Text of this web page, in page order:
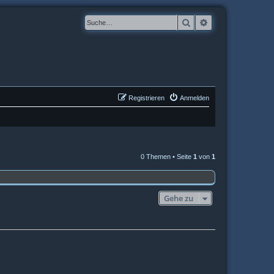
Suche
Anmelden
Registrieren
0 Themen • Seite 1 von 1
Gehe zu